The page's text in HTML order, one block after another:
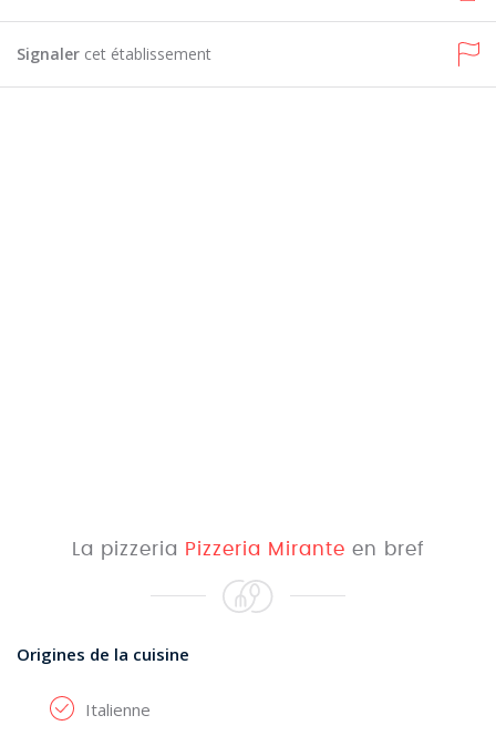
Signaler cet établissement
La pizzeria Pizzeria Mirante en bref
Origines de la cuisine
Italienne